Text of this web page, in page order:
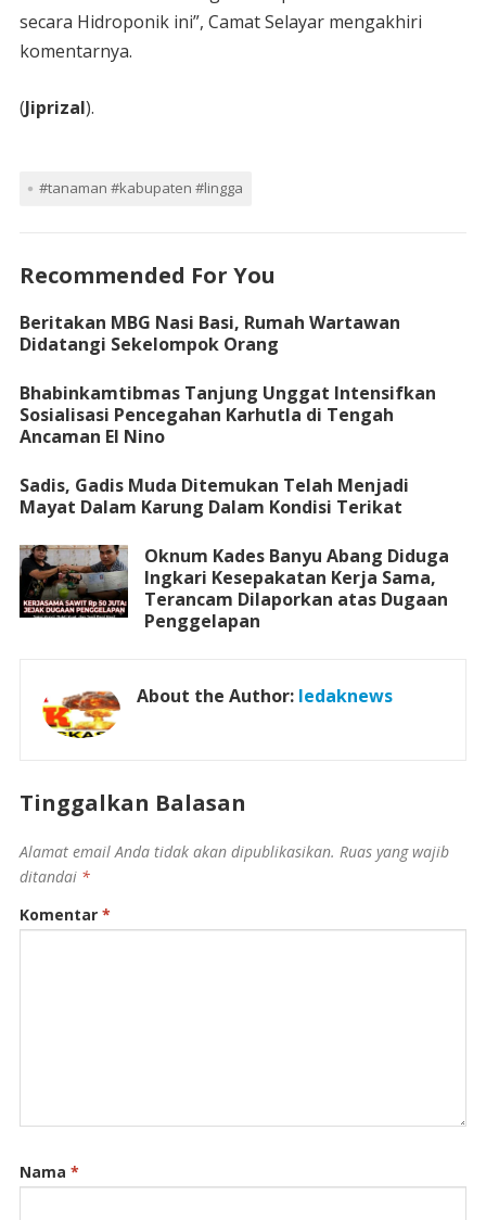
secara Hidroponik ini”, Camat Selayar mengakhiri
komentarnya.
(Jiprizal).
#tanaman #kabupaten #lingga
Recommended For You
Beritakan MBG Nasi Basi, Rumah Wartawan
Didatangi Sekelompok Orang
Bhabinkamtibmas Tanjung Unggat Intensifkan
Sosialisasi Pencegahan Karhutla di Tengah
Ancaman El Nino
Sadis, Gadis Muda Ditemukan Telah Menjadi
Mayat Dalam Karung Dalam Kondisi Terikat
Oknum Kades Banyu Abang Diduga
Ingkari Kesepakatan Kerja Sama,
Terancam Dilaporkan atas Dugaan
Penggelapan
About the Author: ledaknews
Tinggalkan Balasan
Alamat email Anda tidak akan dipublikasikan. Ruas yang wajib
ditandai *
Komentar *
Nama *